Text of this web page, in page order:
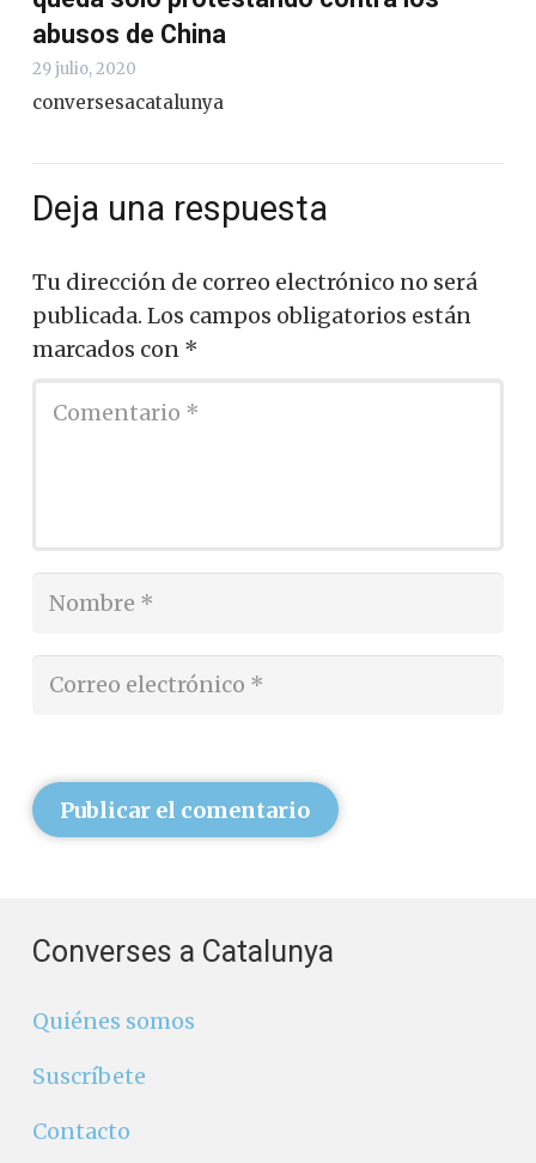
abusos de China
29 julio, 2020
conversesacatalunya
Deja una respuesta
Tu dirección de correo electrónico no será
publicada. Los campos obligatorios están
marcados con *
Publicar el comentario
Converses a Catalunya
Quiénes somos
Suscríbete
Contacto